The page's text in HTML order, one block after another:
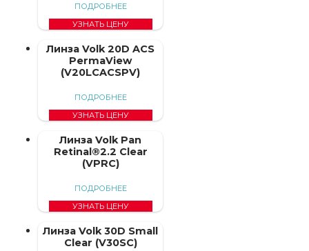
ПОДРОБНЕЕ
УЗНАТЬ ЦЕНУ
Линза Volk 20D ACS
PermaView
(V20LCACSPV)
ПОДРОБНЕЕ
УЗНАТЬ ЦЕНУ
Линза Volk Pan
Retinal®2.2 Clear
(VPRC)
ПОДРОБНЕЕ
УЗНАТЬ ЦЕНУ
Линза Volk 30D Small
Clear (V30SC)